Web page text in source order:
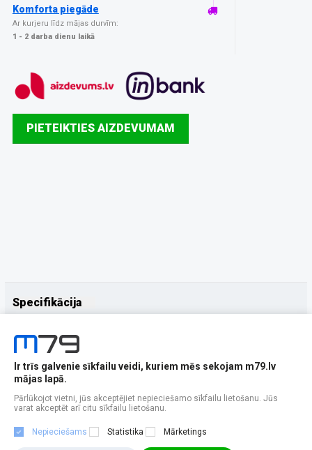
Komforta piegāde
Ar kurjeru līdz mājas durvīm:
1 - 2 darba dienu laikā
PIETEIKTIES AIZDEVUMAM
Specifikācija
Papildus
Ir trīs galvenie sīkfailu veidi, kuriem mēs sekojam m79.lv
mājas lapā.
Pārlūkojot vietni, jūs akceptējiet nepieciešamo sīkfailu lietošanu. Jūs
varat akceptēt arī citu sīkfailu lietošanu.
Nepieciešams Statistika Mārketings